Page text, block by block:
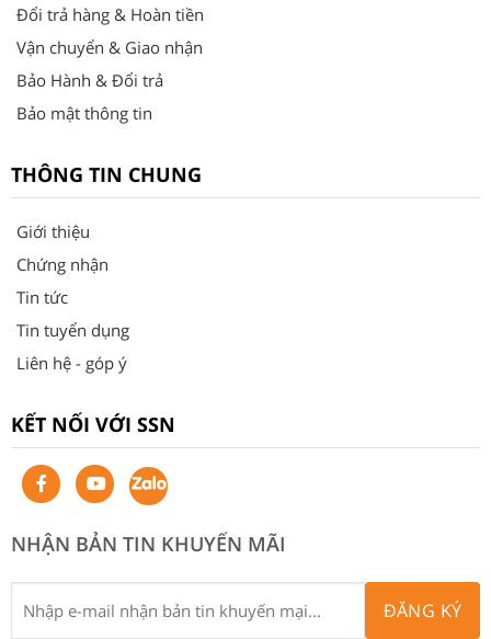
Đổi trả hàng & Hoàn tiền
Vận chuyển & Giao nhận
Bảo Hành & Đổi trả
Bảo mật thông tin
THÔNG TIN CHUNG
Giới thiệu
Chứng nhận
Tin tức
Tin tuyển dụng
Liên hệ - góp ý
KẾT NỐI VỚI SSN
NHẬN BẢN TIN KHUYẾN MÃI
ĐĂNG KÝ